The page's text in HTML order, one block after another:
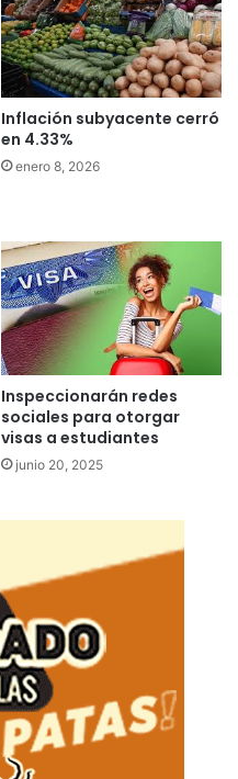
Inflación subyacente cerró
en 4.33%
enero 8, 2026
Inspeccionarán redes
sociales para otorgar
visas a estudiantes
junio 20, 2025